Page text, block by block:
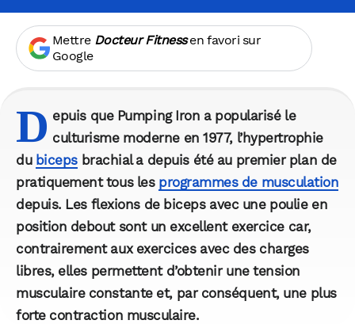
Mettre Docteur Fitnessen favori sur
Google
D epuis que Pumping Iron a popularisé le
culturisme moderne en 1977, l’hypertrophie
du bicepsbrachial a depuis été au premier plan de
pratiquement tous les programmes de musculation
depuis. Les flexions de biceps avec une poulie en
position debout sont un excellent exercice car,
contrairement aux exercices avec des charges
libres, elles permettent d’obtenir une tension
musculaire constante et, par conséquent, une plus
forte contraction musculaire.